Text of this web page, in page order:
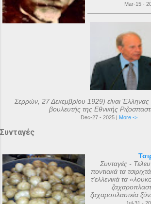
Mar-15 -
Σερρών, 27 Δεκεμβρίου 1929) είναι Έλληνας
βουλευτής της Εθνικής
Dec-27 - 2025 | More ->
Συνταγές
Συνταγές -
ποντιακά τα
τ'ελλενικά τα
ζαχαροπλαστεία